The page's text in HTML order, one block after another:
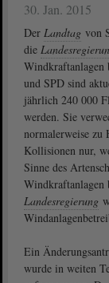
30. Jan. 2015
Der Landtag von
die
Windkraftanlagen
und SPD sind
jährlich 240 000
werden. Sie
normalerweise zu
Kollisionen nur,
Sinne des
Windkraftanlagen
Landesregierung
Ein
wurde in weiten